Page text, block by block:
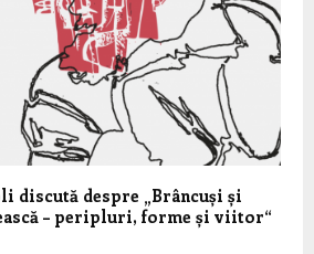
discută despre „Brâncuși și
– peripluri, forme și viitor“